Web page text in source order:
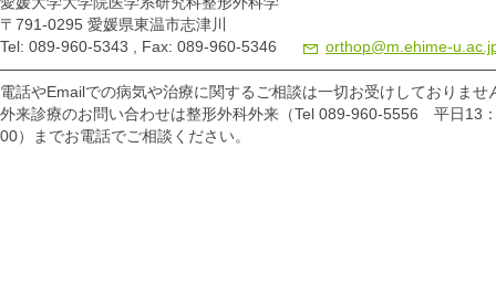
〒791-0295 愛媛県東温市志津川
Tel: 089-960-5343 , Fax: 089-960-5346
orthop@m.ehime-
電話やEmailでの病気や治療に関するご相談は一切お受けしておりませ
外来診療のお問い合わせは整形外科外来（Tel 089-960-5556 平日13
00）までお電話でご相談ください。